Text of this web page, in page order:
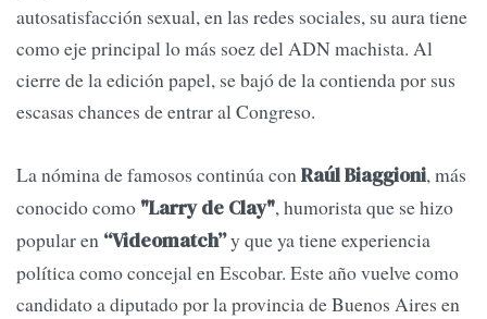
autosatisfacción sexual, en las redes sociales, su aura tiene
como eje principal lo más soez del ADN machista. Al
cierre de la edición papel, se bajó de la contienda por sus
escasas chances de entrar al Congreso.
La nómina de famosos continúa conRaúl Biaggioni, más
conocido como "Larry de Clay", humorista que se hizo
popular en “Videomatch”y que ya tiene experiencia
política como concejal en Escobar. Este año vuelve como
candidato a diputado por la provincia de Buenos Aires en